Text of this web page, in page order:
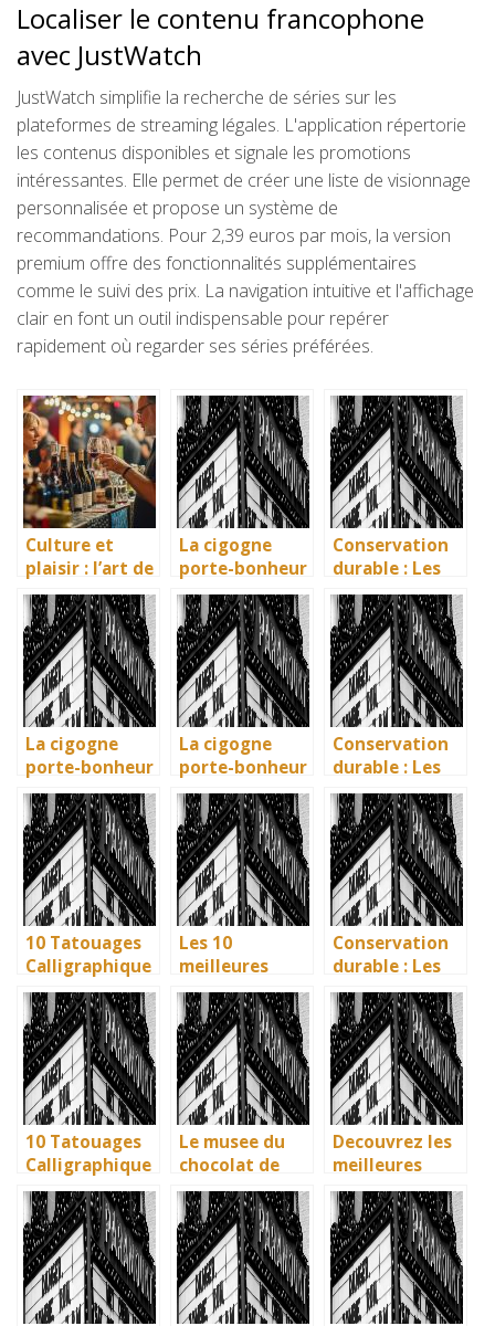
Localiser le contenu francophone
avec JustWatch
JustWatch simplifie la recherche de séries sur les
plateformes de streaming légales. L'application répertorie
les contenus disponibles et signale les promotions
intéressantes. Elle permet de créer une liste de visionnage
personnalisée et propose un système de
recommandations. Pour 2,39 euros par mois, la version
premium offre des fonctionnalités supplémentaires
comme le suivi des prix. La navigation intuitive et l'affichage
clair en font un outil indispensable pour repérer
rapidement où regarder ses séries préférées.
Culture et
plaisir : l’art de
la dégustation
à la foire aux
vins
La cigogne
porte-bonheur
: que dit la
légende ? Son
influence dans
la littérature
enfantine
Conservation
durable : Les
nouvelles
méthodes
écologiques du
British
Museum
La cigogne
porte-bonheur
: que dit la
légende ? Son
influence dans
la littérature
enfantine
La cigogne
porte-bonheur
: que dit la
légende ? Son
influence dans
la littérature
enfantine
Conservation
durable : Les
nouvelles
méthodes
écologiques du
British
Museum
10 Tatouages
Calligraphique
s : Citations et
Phrases
Uniques pour
immortaliser
vos amitiés
Les 10
meilleures
villes d’Italie à
visiter en 2025
: Ravenne, la
ville aux huit
monuments
UNESCO
Conservation
durable : Les
nouvelles
méthodes
écologiques du
British
Museum
10 Tatouages
Calligraphique
s : Citations et
Phrases
Uniques pour
immortaliser
vos amitiés
Le musee du
chocolat de
Bayonne : la
memoire
vivante des
artisans
basques
Decouvrez les
meilleures
solutions
gratuites pour
vos series
preferees en
francais